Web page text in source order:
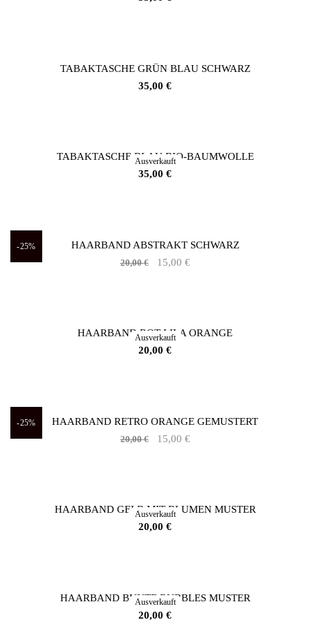
TABAKTASCHE GRÜN BLAU SCHWARZ
35,00 €
Ausverkauft
TABAKTASCHE BLAU BIO-BAUMWOLLE
35,00 €
-25% HAARBAND ABSTRAKT SCHWARZ
20,00€
Ursprünglicher
15,00 €Aktueller
Ausverkauft
HAARBAND ROT LILA ORANGE
20,00 €
-25% HAARBAND RETRO ORANGE GEMUSTERT
20,00€
Ursprünglicher
15,00 €Aktueller
Ausverkauft
HAARBAND GELB MIT BLUMEN MUSTER
20,00 €
Ausverkauft
HAARBAND BUNTE BUBBLES MUSTER
20,00 €